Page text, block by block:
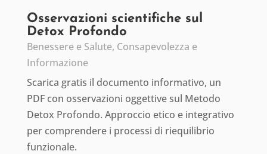
Osservazioni scientifiche sul
Detox Profondo
Benessere e Salute, Consapevolezza e
Informazione
Scarica gratis il documento informativo, un
PDF con osservazioni oggettive sul Metodo
Detox Profondo. Approccio etico e integrativo
per comprendere i processi di riequilibrio
funzionale.